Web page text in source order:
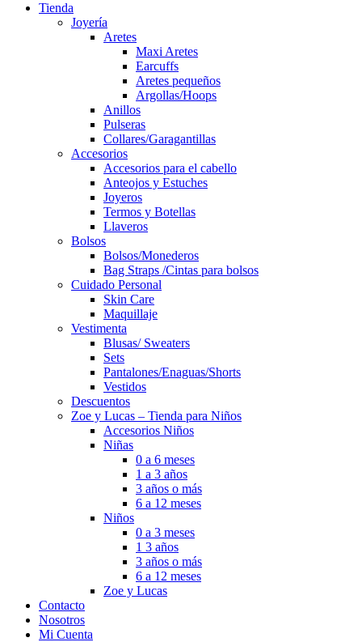
Tienda
Joyería
Aretes
Maxi Aretes
Earcuffs
Aretes pequeños
Argollas/Hoops
Anillos
Pulseras
Collares/Garagantillas
Accesorios
Accesorios para el cabello
Anteojos y Estuches
Joyeros
Termos y Botellas
Llaveros
Bolsos
Bolsos/Monederos
Bag Straps /Cintas para bolsos
Cuidado Personal
Skin Care
Maquillaje
Vestimenta
Blusas/ Sweaters
Sets
Pantalones/Enaguas/Shorts
Vestidos
Descuentos
Zoe y Lucas – Tienda para Niños
Accesorios Niños
Niñas
0 a 6 meses
1 a 3 años
3 años o más
6 a 12 meses
Niños
0 a 3 meses
1 3 años
3 años o más
6 a 12 meses
Zoe y Lucas
Contacto
Nosotros
Mi Cuenta